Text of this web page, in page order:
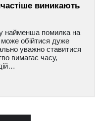
виникають
найменша помилка на
може обійтися дуже
уважно ставитися
вимагає часу,